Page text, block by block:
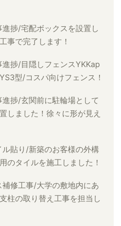
捗/宅配ボックスを設置し
事で完了します！
捗/目隠しフェンスYKKap
型/コスパ向けフェンス！
捗/玄関前に駐輪場として
しました！徐々に形が見え
貼り/新築のお客様の外構
のタイルを施工しました！
修工事/大学の敷地内にあ
柱の取り替え工事を担当し